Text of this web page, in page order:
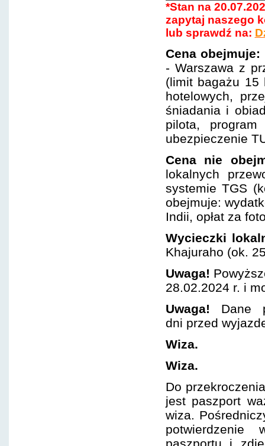
*Stan na
zapytaj naszego
lub sprawdź na:
Cena obejmuje:
- Warszawa z
(limit bagażu 15
hotelowych,
śniadania i
pilota,
ubezpieczenie
Cena nie
lokalnych
systemie TGS
obejmuje:
Indii, opłat za
Wycieczki
Khajuraho (ok.
Uwaga!
28.02.2024 r. i
Uwaga! Dane
dni przed
Wiza.
Wiza.
Do
jest paszport
wiza.
potwierdzenie